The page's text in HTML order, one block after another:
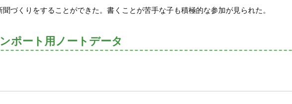
づくりをすることができた。書くことが苦手な子も積極的な参加が見られた。
ポート用ノートデータ